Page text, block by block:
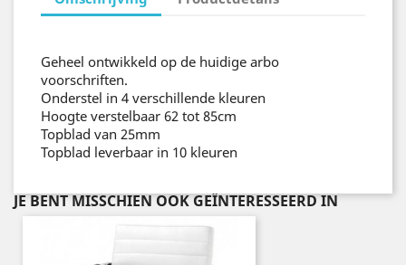
Geheel ontwikkeld op de huidige arbo
voorschriften.
Onderstel in 4 verschillende kleuren
Hoogte verstelbaar 62 tot 85cm
Topblad van 25mm
Topblad leverbaar in 10 kleuren
JE BENT MISSCHIEN OOK GEÏNTERESSEERD IN